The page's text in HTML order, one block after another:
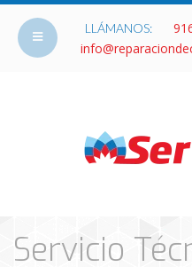
LLÁMANOS:
Servicio